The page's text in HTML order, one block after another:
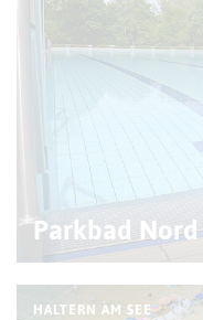
Parkbad Nord
HALTERN AM SEE